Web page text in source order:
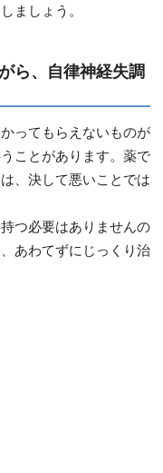
ましょう。
ら、自律神経失調
ってもらえないものが
ことがあります。薬で
、決して悪いことでは
つ必要はありませんの
あわてずにじっくり治